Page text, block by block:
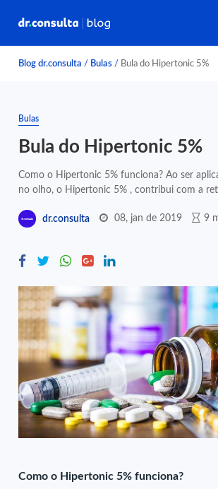
Blog dr.consulta / Bulas / Bula do Hipertonic 5%
Bulas
Bula do Hipertonic 5%
Como o Hipertonic 5% funciona? Ao ser
no olho, o Hipertonic 5% , contribui com a
dr.consulta 08, jan de 2019 9
Como o Hipertonic 5% funciona?